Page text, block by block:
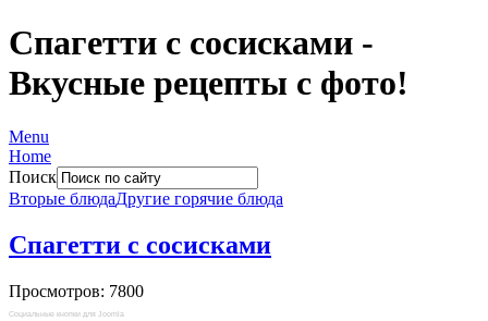
Спагетти с сосисками -
Вкусные рецепты с фото!
Menu
Home
Поиск
Вторые блюдаДругие горячие блюда
Спагетти с сосисками
Просмотров: 7800
Социальные кнопки для Joomla